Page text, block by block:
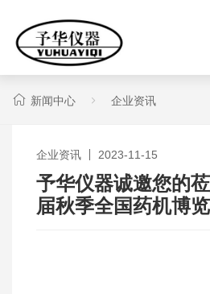
新闻中心 企业资讯
企业资讯 2023-11-15
予华仪器诚邀您的
届秋季全国药机博览